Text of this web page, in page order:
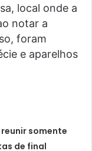
local onde a
notar a
foram
e aparelhos
somente
de final